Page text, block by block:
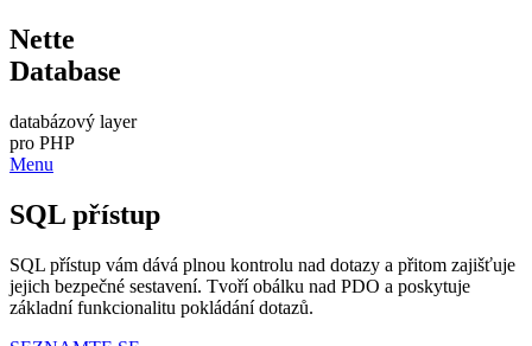
Nette
Database
databázový layer
pro PHP
Menu
SQL přístup
SQL přístup vám dává plnou kontrolu nad dotazy a přitom zajišťuje
jejich bezpečné sestavení. Tvoří obálku nad PDO a poskytuje
základní funkcionalitu pokládání dotazů.